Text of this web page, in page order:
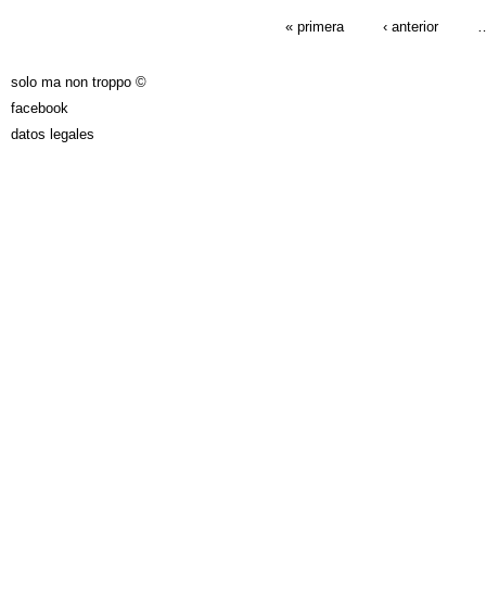
PÁGINAS« primera ‹ anterior
solo ma non troppo ©
facebook
datos legales